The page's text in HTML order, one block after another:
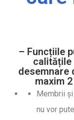
– Funcțiile
calitățile
desemnare
maxim
Membrii
nu vor